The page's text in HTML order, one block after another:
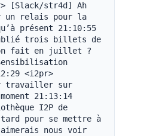
[Slack/str4d] Ah
un relais pour la
présent 21:10:55
publié trois billets de
fait en juillet ?
<i2pr>
travailler sur
21:13:14
I2P de
pour se mettre à
nous voir